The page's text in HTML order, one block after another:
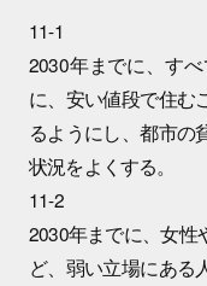
11-1
2030年までに、す
に、安い値段で住む
るようにし、都市の
状況をよくする。
11-2
2030年までに、女性
ど、弱い立場にある